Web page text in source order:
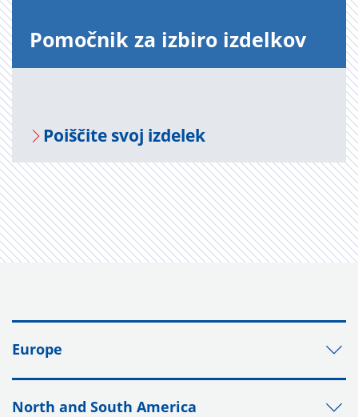
Po­moč­nik za iz­bi­ro iz­del­kov
Po­i­šči­te svoj iz­de­lek
Europe
North and South America